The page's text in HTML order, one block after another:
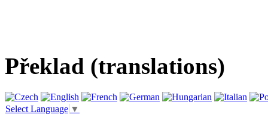
Překlad (translations)
Select Language ▼